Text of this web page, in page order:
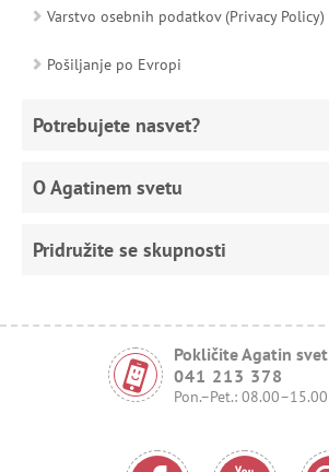
Varstvo osebnih podatkov (Privacy Policy)
Pošiljanje po Evropi
Potrebujete nasvet?
O Agatinem svetu
Pridružite se skupnosti
Pokličite Agatin svet
041 213 378
Pon.–Pet.: 08.00–15.00